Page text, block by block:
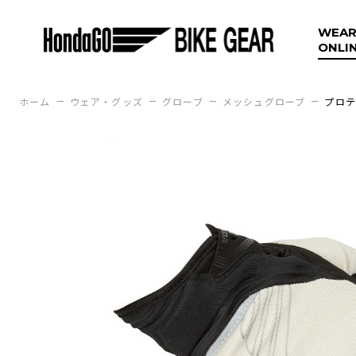
ホーム ウェア・グッズ グローブ メッシュグローブ プロ